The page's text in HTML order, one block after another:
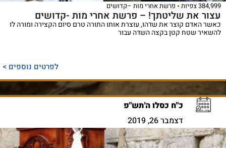
384,999 צפיות פרשת אחרי מות –קדושים
עצור את שליטתך! – פרשת אחרי מות -קדושים
כאשר האדם קוצר את שדהו, עוצרת אותו התורה טרם סיום הקצירה ומורה לו
להשאיר שטח קטן בקצה השדה עבור
לפרטים נוספים >
כ"ח כסלו ה'תש"פ
דצמבר 26, 2019